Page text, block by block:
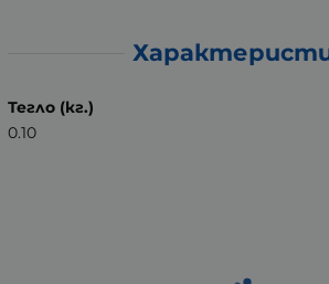
Тегло (кг.)
0.10